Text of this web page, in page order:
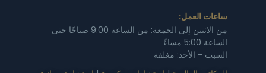
ساعات العمل:
من الاثنين إلى الجمعة: من الساعة 9:00 صباحًا حتى
الساعة 5:00 مساءً
السبت - الأحد: مغلقة